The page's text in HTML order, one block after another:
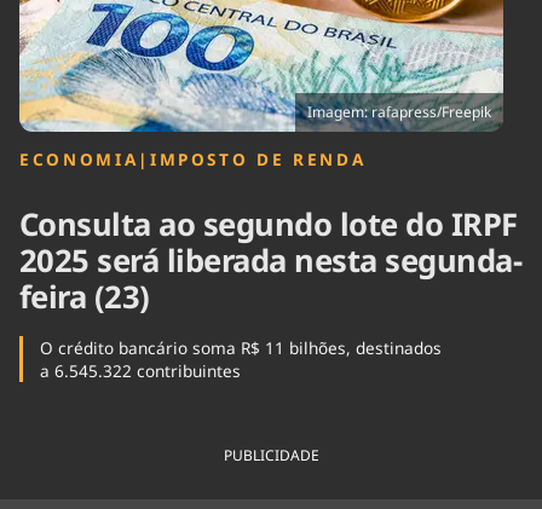
Imagem: rafapress/Freepik
ECONOMIA | IMPOSTO DE RENDA
Consulta ao segundo lote do IRPF
2025 será liberada nesta segunda-
feira (23)
O crédito bancário soma R$ 11 bilhões, destinados
a 6.545.322 contribuintes
PUBLICIDADE